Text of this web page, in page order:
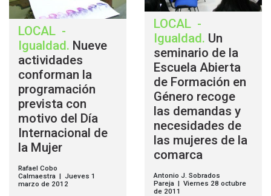
LOCAL -
Igualdad. Nueve
actividades
conforman la
programación
prevista con
motivo del Día
Internacional de
la Mujer
Rafael Cobo
Calmaestra | Jueves 1
marzo de 2012
LOCAL -
Igualdad. Un
seminario de la
Escuela Abierta
de Formación en
Género recoge
las demandas y
necesidades de
las mujeres de la
comarca
Antonio J. Sobrados
Pareja | Viernes 28 octubre
de 2011